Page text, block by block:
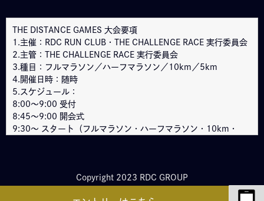
THE DISTANCE GAMES 大会要項
1.主催：RDC RUN CLUB・THE CHALLENGE RACE 実行委員会
2.主管：THE CHALLENGE RACE 実行委員会
3.種目：フルマラソン／ハーフマラソン／10km／5km
4.開催日時：随時
5.スケジュール：
8:00～9:00 受付
8:45～9:00 開会式
9:30〜 スタート（フルマラソン・ハーフマラソン・10km・
要をご確認ください。
6.制限時間：フルマラソン(5時間)／ハーフマラソン(2時間30分)
Copyright 2023 RDC GROUP